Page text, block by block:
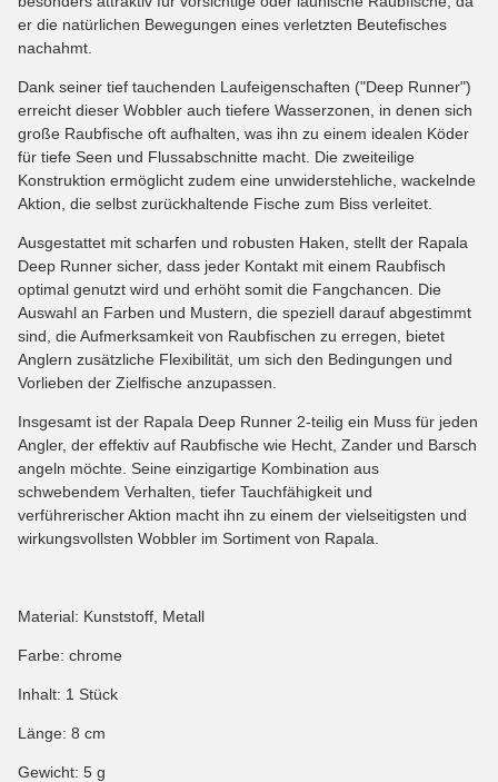
er die natürlichen Bewegungen eines verletzten Beutefisches
nachahmt.
Dank seiner tief tauchenden Laufeigenschaften ("Deep Runner")
erreicht dieser Wobbler auch tiefere Wasserzonen, in denen sich
große Raubfische oft aufhalten, was ihn zu einem idealen Köder
für tiefe Seen und Flussabschnitte macht. Die zweiteilige
Konstruktion ermöglicht zudem eine unwiderstehliche, wackelnde
Aktion, die selbst zurückhaltende Fische zum Biss verleitet.
Ausgestattet mit scharfen und robusten Haken, stellt der Rapala
Deep Runner sicher, dass jeder Kontakt mit einem Raubfisch
optimal genutzt wird und erhöht somit die Fangchancen. Die
Auswahl an Farben und Mustern, die speziell darauf abgestimmt
sind, die Aufmerksamkeit von Raubfischen zu erregen, bietet
Anglern zusätzliche Flexibilität, um sich den Bedingungen und
Vorlieben der Zielfische anzupassen.
Insgesamt ist der Rapala Deep Runner 2-teilig ein Muss für jeden
Angler, der effektiv auf Raubfische wie Hecht, Zander und Barsch
angeln möchte. Seine einzigartige Kombination aus
schwebendem Verhalten, tiefer Tauchfähigkeit und
verführerischer Aktion macht ihn zu einem der vielseitigsten und
wirkungsvollsten Wobbler im Sortiment von Rapala.
Material: Kunststoff, Metall
Farbe: chrome
Inhalt: 1 Stück
Länge: 8 cm
Gewicht: 5 g